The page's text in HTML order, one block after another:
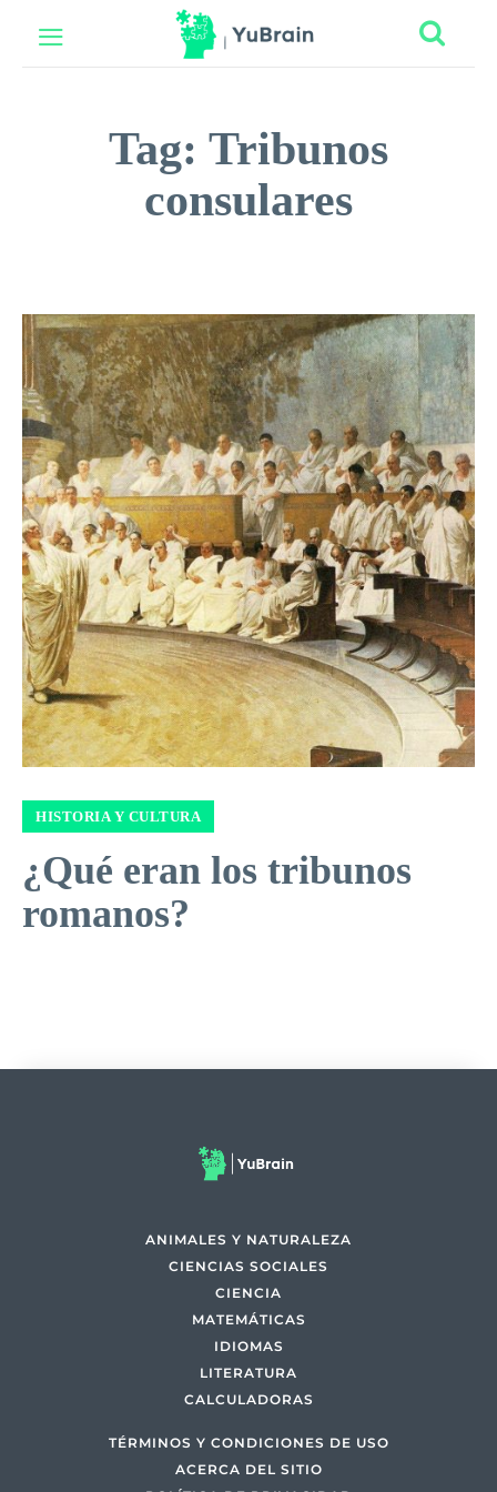
Tag: Tribunos
consulares
HISTORIA Y CULTURA
¿Qué eran los tribunos
romanos?
ANIMALES Y NATURALEZA
CIENCIAS SOCIALES
CIENCIA
MATEMÁTICAS
IDIOMAS
LITERATURA
CALCULADORAS
TÉRMINOS Y CONDICIONES DE USO
ACERCA DEL SITIO